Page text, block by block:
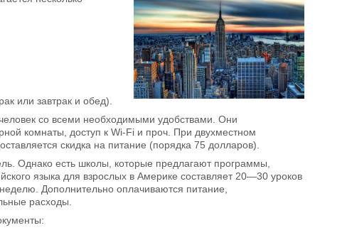
или завтрак и обед).
со всеми необходимыми удобствами. Они
комнаты, доступ к Wi-Fi и проч. При двухместном
скидка на питание (порядка 75 долларов).
Однако есть школы, которые предлагают программы,
языка для взрослых в Америке составляет 20—30 уроков
Дополнительно оплачиваются питание,
расходы.